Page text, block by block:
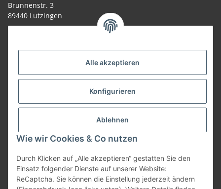
Alle akzeptieren
Konfigurieren
Ablehnen
Wie wir Cookies & Co nutzen
Durch Klicken auf „Alle akzeptieren“ gestatten Sie den
Einsatz folgender Dienste auf unserer Website:
ReCaptcha. Sie können die Einstellung jederzeit ändern
Brunnenstr. 3
89440 Lutzingen
Vertrag widerrufen